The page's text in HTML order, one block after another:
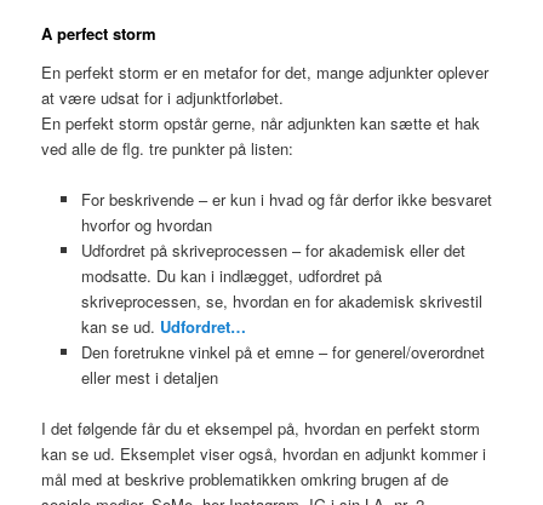
A perfect storm
En perfekt storm er en metafor for det, mange adjunkter oplever
at være udsat for i adjunktforløbet.
En perfekt storm opstår gerne, når adjunkten kan sætte et hak
ved alle de flg. tre punkter på listen:
For beskrivende – er kun i hvad og får derfor ikke besvaret
hvorfor og hvordan
Udfordret på skriveprocessen – for akademisk eller det
modsatte. Du kan i indlægget, udfordret på
skriveprocessen, se, hvordan en for akademisk skrivestil
kan se ud. Udfordret…
Den foretrukne vinkel på et emne – for generel/overordnet
eller mest i detaljen
I det følgende får du et eksempel på, hvordan en perfekt storm
kan se ud. Eksemplet viser også, hvordan en adjunkt kommer i
mål med at beskrive problematikken omkring brugen af de